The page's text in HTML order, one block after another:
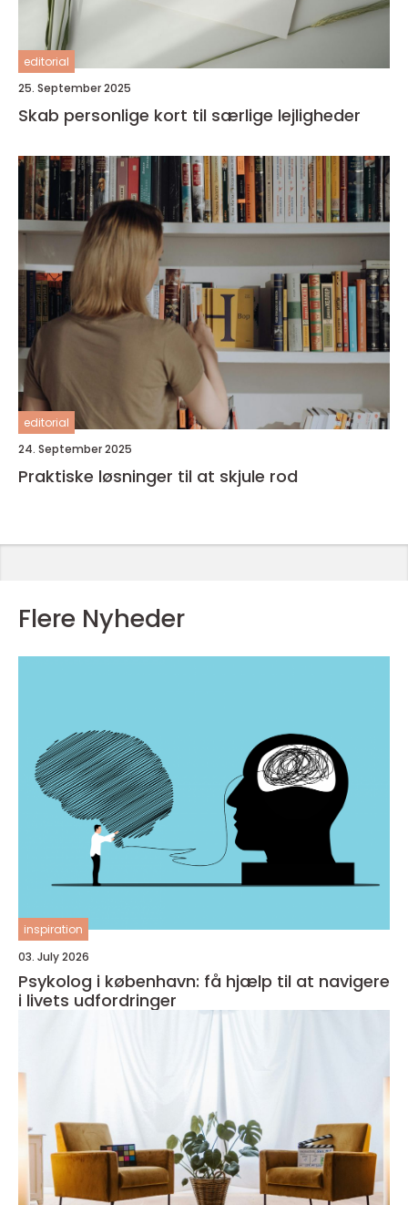
editorial
25. September 2025
Skab personlige kort til særlige lejligheder
editorial
24. September 2025
Praktiske løsninger til at skjule rod
Flere Nyheder
inspiration
03. July 2026
Psykolog i københavn: få hjælp til at navigere
i livets udfordringer